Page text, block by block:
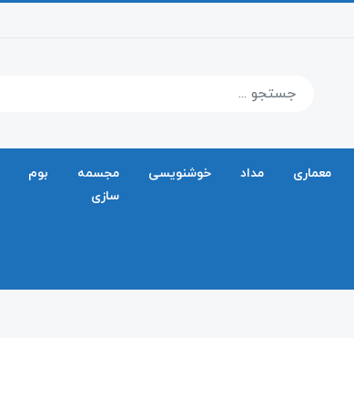
معماری مداد خوشنویسی
مجسمه
سازی
بوم